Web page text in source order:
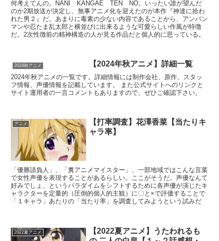
何考えてんの。NANI KANGAE TEN NO。いったい誰が望んだ
のか2期放送が決定し、無事アニメ化を迎えたのが本作『神達に拾わ
れた男２』だ。あまりに毒素の少ない内容であることから、アンパン
マンや忍たま乱太郎と横並びに出来るような可愛らしい作風が特徴
だ。2次性徴前の精神構造の人が見る作品だと個人的に思っている。
2024秋アニメ 【2024年秋アニメ】詳細一覧
2024年秋アニメの一覧です。詳細情報には制作会社、原作、スタッ
フ情報、声優情報を記載しています。 また公式サイトへのリンクと
サイト運用者の一言コメントもありますので、ぜひご確認下さい。
アニメ
【打率調査】花澤香菜【当たりキ
ャラ率】
「優勝請負人」、「糞アニメマイスター」、一部地域ではこんな言葉
で女性声優を表現することがあるらしい。ここがそうだ。声優なんて
好みでしょ、というパラダイムをシフトするために各声優が演じたキ
ャラクターを定量的（圧倒的個人的主観）に〇と×で評価することで
「１キャラ」あたりの「当たり率」を調査してみようという試みだ
2022夏アニメ
【2022夏アニメ】うたわれるも